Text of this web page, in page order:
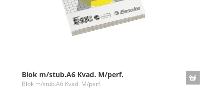
Blok m/stub.A6 Kvad. M/perf.
Blok m/stub.A6 Kvad. M/perf.